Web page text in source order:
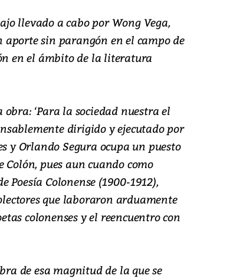
llevado a cabo por Wong Vega,
aporte sin parangón en el campo de
en el ámbito de la literatura
‘Para la sociedad nuestra el
dirigido y ejecutado por
y Orlando Segura ocupa un puesto
pues aun cuando como
Colonense (1900-1912),
que laboraron arduamente
colonenses y el reencuentro con
de esa magnitud de la que se